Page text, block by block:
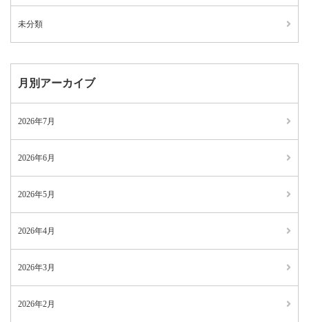
未分類
月別アーカイブ
2026年7月
2026年6月
2026年5月
2026年4月
2026年3月
2026年2月